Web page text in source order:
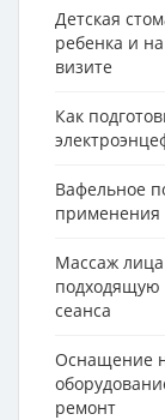
Детская
ребенка и
визите
Как
Вафельное
применения
Массаж
подходящую
сеанса
Оснащение
ремонт